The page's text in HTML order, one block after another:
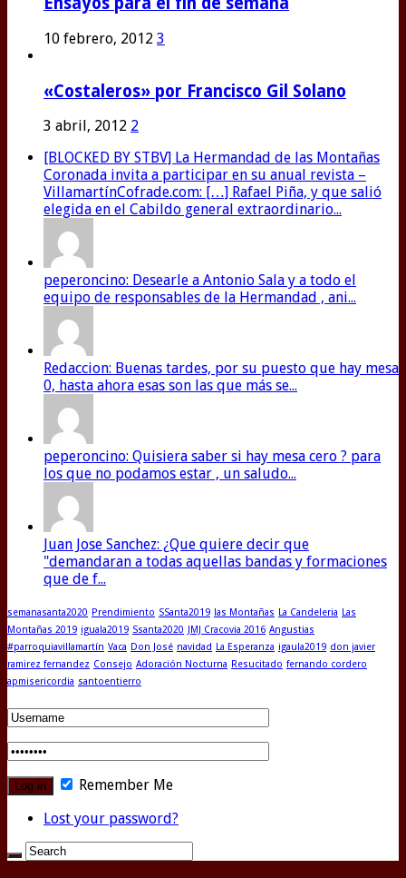
10 febrero, 2012 3
«Costaleros» por Francisco Gil Solano
3 abril, 2012 2
[BLOCKED BY STBV] La Hermandad de las Montañas
Coronada invita a participar en su anual revista –
VillamartínCofrade.com: […] Rafael Piña, y que salió
elegida en el Cabildo general extraordinario...
peperoncino: Desearle a Antonio Sala y a todo el
equipo de responsables de la Hermandad , ani...
Redaccion: Buenas tardes, por su puesto que hay mesa
0, hasta ahora esas son las que más se...
peperoncino: Quisiera saber si hay mesa cero ? para
los que no podamos estar , un saludo...
Juan Jose Sanchez: ¿Que quiere decir que
"demandaran a todas aquellas bandas y formaciones
que de f...
semanasanta2020 Prendimiento SSanta2019 las Montañas La Candeleria Las
Montañas 2019 iguala2019 Ssanta2020 JMJ Cracovia 2016 Angustias
#parroquiavillamartín Vaca Don José navidad La Esperanza igaula2019 don javier
ramirez fernandez Consejo Adoración Nocturna Resucitado fernando cordero
apmisericordia santoentierro
Remember Me
Lost your password?